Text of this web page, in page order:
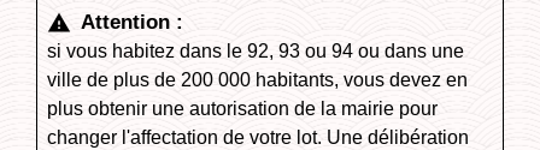
warning Attention :
si vous habitez dans le 92, 93 ou 94 ou dans une
ville de plus de 200 000 habitants, vous devez en
plus obtenir une autorisation de la mairie pour
changer l'affectation de votre lot. Une délibération